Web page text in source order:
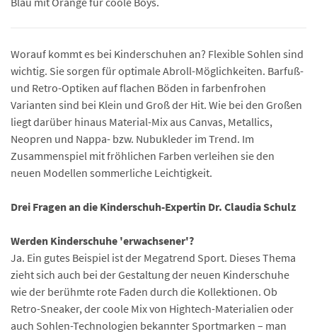
Worauf kommt es bei Kinderschuhen an? Flexible Sohlen sind
wichtig. Sie sorgen für optimale Abroll-Möglichkeiten. Barfuß-
und Retro-Optiken auf flachen Böden in farbenfrohen
Varianten sind bei Klein und Groß der Hit. Wie bei den Großen
liegt darüber hinaus Material-Mix aus Canvas, Metallics,
Neopren und Nappa- bzw. Nubukleder im Trend. Im
Zusammenspiel mit fröhlichen Farben verleihen sie den
neuen Modellen sommerliche Leichtigkeit.
Drei Fragen an die Kinderschuh-Expertin Dr. Claudia Schulz
Werden Kinderschuhe 'erwachsener'?
Ja. Ein gutes Beispiel ist der Megatrend Sport. Dieses Thema
zieht sich auch bei der Gestaltung der neuen Kinderschuhe
wie der berühmte rote Faden durch die Kollektionen. Ob
Retro-Sneaker, der coole Mix von Hightech-Materialien oder
auch Sohlen-Technologien bekannter Sportmarken – man